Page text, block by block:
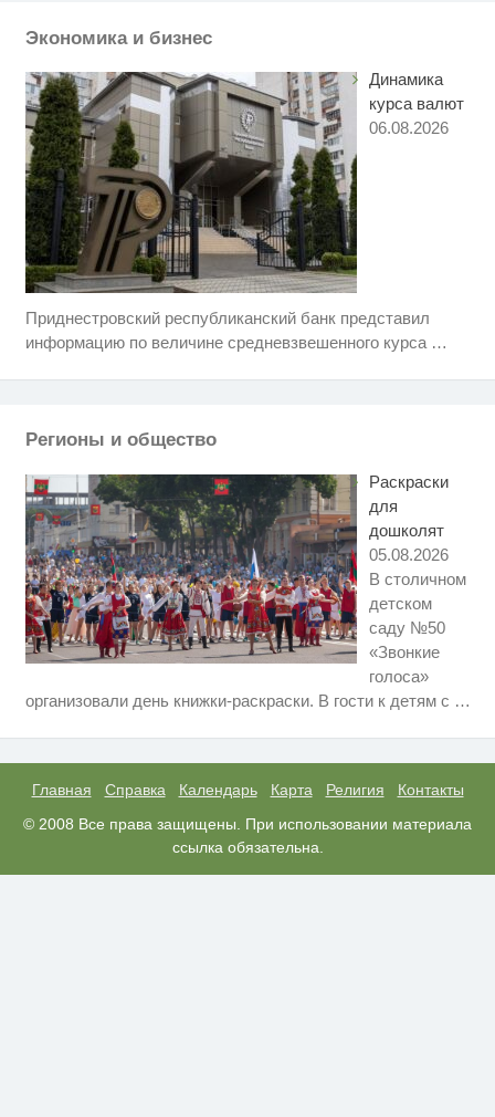
Экономика и бизнес
Динамика
курса валют
06.08.2026
Приднестровский республиканский банк представил
информацию по величине средневзвешенного курса …
Регионы и общество
Раскраски
для
дошколят
05.08.2026
В столичном
детском
саду №50
«Звонкие
голоса»
организовали день книжки-раскраски. В гости к детям с …
Главная Справка Календарь Карта Религия
Контакты
© 2008 Все права защищены. При использовании материала
ссылка обязательна.
i
Ржу не переставая, это видео
Ролик длится пару секунд, но
Чем чревато разведение кур и
а смеяться вы будете долго
когда их не видят...
i
Врач дала 5 советов, чтобы
защититься от инфаркта и
инсульта летом